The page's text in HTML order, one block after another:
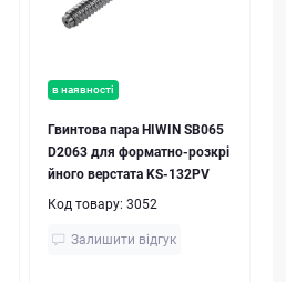
в наявності
Гвинтова пара HIWIN SB065
D2063 для форматно-розкрі
йного верстата KS-132PV
Код товару: 3052
Залишити відгук